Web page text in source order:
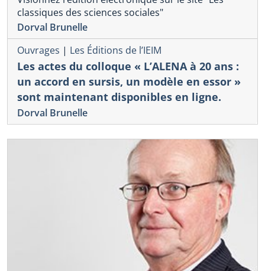
classiques des sciences sociales"
Dorval Brunelle
Ouvrages | Les Éditions de l’IEIM
Les actes du colloque « L’ALENA à 20 ans :
un accord en sursis, un modèle en essor »
sont maintenant disponibles en ligne.
Dorval Brunelle